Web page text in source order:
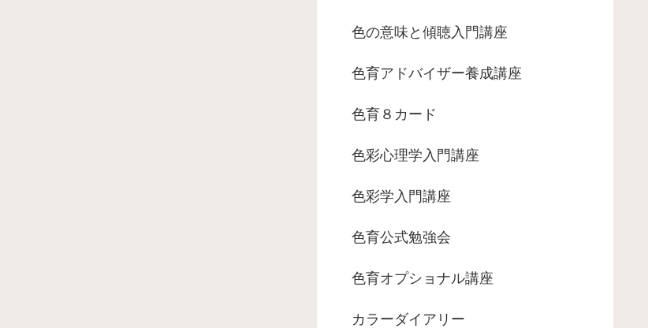
色の意味と傾聴入門講座
色育アドバイザー養成講座
色育８カード
色彩心理学入門講座
色彩学入門講座
色育公式勉強会
色育オプショナル講座
カラーダイアリー